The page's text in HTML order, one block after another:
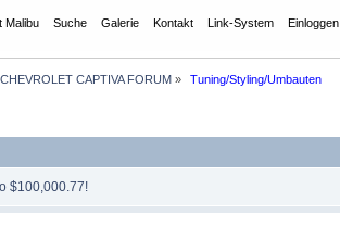
Malibu Suche Galerie Kontakt Link-System Einloggen
CHEVROLET CAPTIVA FORUM» Tuning/Styling/Umbauten
$100,000.77!